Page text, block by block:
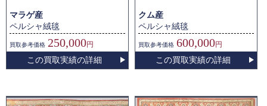
マラゲ産
ペルシャ絨毯
買取参考価格 250,000円
この買取実績の詳細
クム産
ペルシャ絨毯
買取参考価格 600,000円
この買取実績の詳細